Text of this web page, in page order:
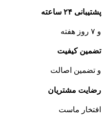
پشتیبانی ۲۴ ساعته
و ۷ روز هفته
تضمین کیفیت
و تضمین اصالت
رضایت مشتریان
افتخار ماست